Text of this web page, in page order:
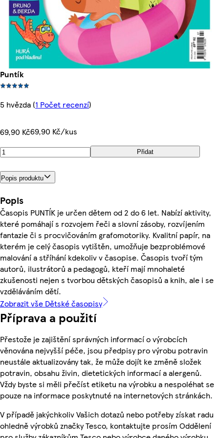
Puntík
5 hvězda (1 Počet recenzí)
69,90 Kč69,90 Kč/kus
Přidat
Popis produktu
Popis
Časopis PUNTÍK je určen dětem od 2 do 6 let. Nabízí aktivity,
které pomáhají s rozvojem řeči a slovní zásoby, rozvíjením
fantazie či s procvičováním grafomotoriky. Kvalitní papír, na
kterém je celý časopis vytištěn, umožňuje bezproblémové
malování a stříhání kdekoliv v časopise. Časopis tvoří tým
autorů, ilustrátorů a pedagogů, kteří mají mnohaleté
zkušenosti nejen s tvorbou dětských časopisů a knih, ale i se
vzděláváním dětí.
Zobrazit vše Dětské časopisy
Příprava a použití
Přestože je zajištění správných informací o výrobcích
věnována nejvyšší péče, jsou předpisy pro výrobu potravin
neustále aktualizovány tak, že může dojít ke změně složek
potravin, obsahu živin, dietetických informací a alergenů.
Vždy byste si měli přečíst etiketu na výrobku a nespoléhat se
pouze na informace poskytnuté na internetových stránkách.
V případě jakýchkoliv Vašich dotazů nebo potřeby získat radu
ohledně výrobků značky Tesco, kontaktujte prosím Oddělení